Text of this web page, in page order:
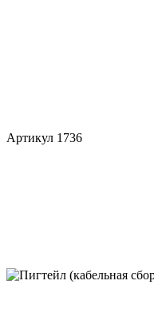
Артикул 1736